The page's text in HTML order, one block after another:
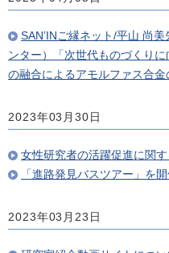
SAN’INご縁ネット/平山 尚
ンター）「次世代ものづくり
の融合によるアモルファス合
2023年03月30日
女性研究者の活躍促進に関
「進路発見バスツアー」を
2023年03月23日